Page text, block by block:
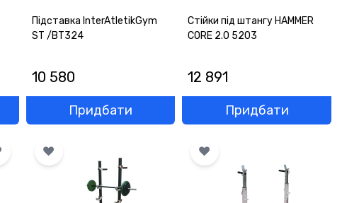
Підставка InterAtletikGym
ST /BT324
10 580
Придбати
Стійки під штангу HAMMER
CORE 2.0 5203
12 891
Придбати